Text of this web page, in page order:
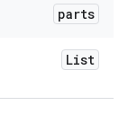
parts
List